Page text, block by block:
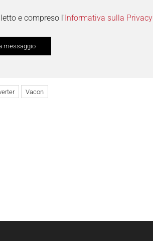
e compreso l'Informativa sulla Privacy
Vacon